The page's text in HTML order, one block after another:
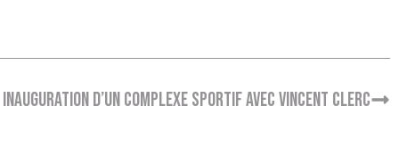
Inauguration d’un complexe sportif avec Vincent Clerc